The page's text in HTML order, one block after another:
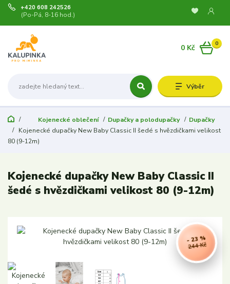
Výběr
+420 608 242526
(Po-Pá, 8-16 hod.)
0
0 Kč
Kojenecké oblečení Dupačky a polodupačky
Dupačky
Kojenecké dupačky New Baby Classic II šedé s hvězdičkami velikost
80 (9-12m)
Kojenecké dupačky New Baby Classic II
šedé s hvězdičkami velikost 80 (9-12m)
244 Kč
- 23 %